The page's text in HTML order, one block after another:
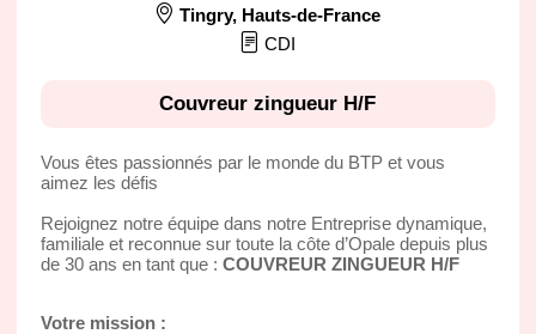
Tingry, Hauts-de-France
CDI
Couvreur zingueur H/F
Vous êtes passionnés par le monde du BTP et vous
aimez les défis
Rejoignez notre équipe dans notre Entreprise dynamique,
familiale et reconnue sur toute la côte d’Opale depuis plus
de 30 ans en tant que : COUVREUR ZINGUEUR H/F
Votre mission :